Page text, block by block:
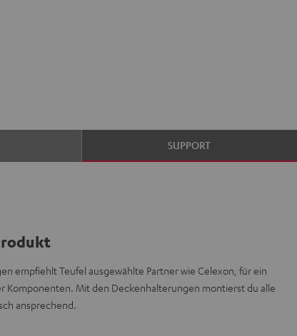
SUPPORT
empfiehlt Teufel ausgewählte Partner wie Celexon, für ein
Komponenten. Mit den Deckenhalterungen montierst du alle
ansprechend.